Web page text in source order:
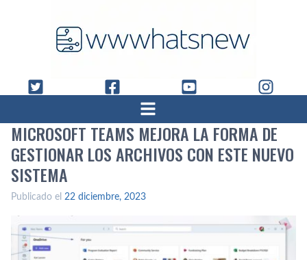
MICROSOFT TEAMS MEJORA LA FORMA DE
GESTIONAR LOS ARCHIVOS CON ESTE NUEVO
SISTEMA
Publicado el 22 diciembre, 2023